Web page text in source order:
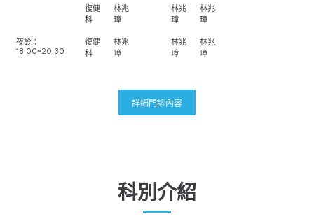
復健
科
林兆
璋
林兆
璋
林兆
璋
夜診：
18:00~20:30
復健
科
林兆
璋
林兆
璋
林兆
璋
詳細門診內容
科別介紹